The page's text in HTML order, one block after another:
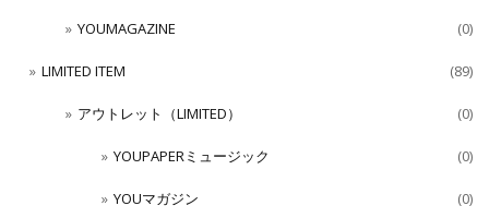
YOUMAGAZINE (0)
LIMITED ITEM (89)
アウトレット（LIMITED） (0)
YOUPAPERミュージック (0)
YOUマガジン (0)